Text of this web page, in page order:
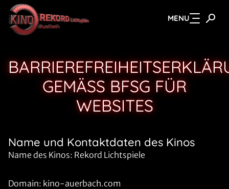
Zum Hauptinhalt springen MENU
GEMÄSS BFSG FÜR W
EBSITES
Name und Kontaktdaten des Kinos
Name des Kinos: Rekord Lichtspiele
Domain: kino-auerbach.com